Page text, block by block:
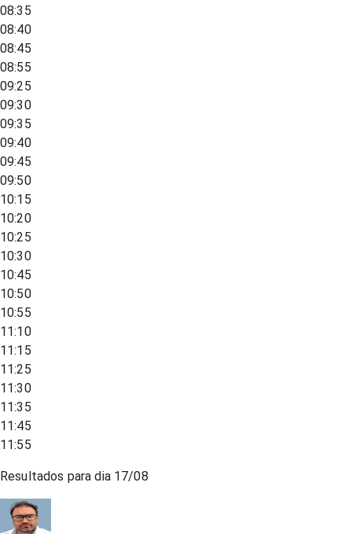
08:35
08:40
08:45
08:55
09:25
09:30
09:35
09:40
09:45
09:50
10:15
10:20
10:25
10:30
10:45
10:50
10:55
11:10
11:15
11:25
11:30
11:35
11:45
11:55
Resultados para dia 17/08